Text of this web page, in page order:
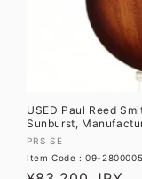
USED Paul Reed
Sunburst,
販
売
PRS SE
Item Code : 09-